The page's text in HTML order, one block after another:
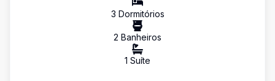
3 Dormitórios
2 Banheiros
1 Suíte